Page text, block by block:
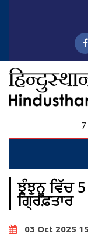
ਝੁੰਝੁਨੂ ਵਿੱਚ
ਗ੍ਰਿਫ਼ਤਾਰ
03 Oct 2025